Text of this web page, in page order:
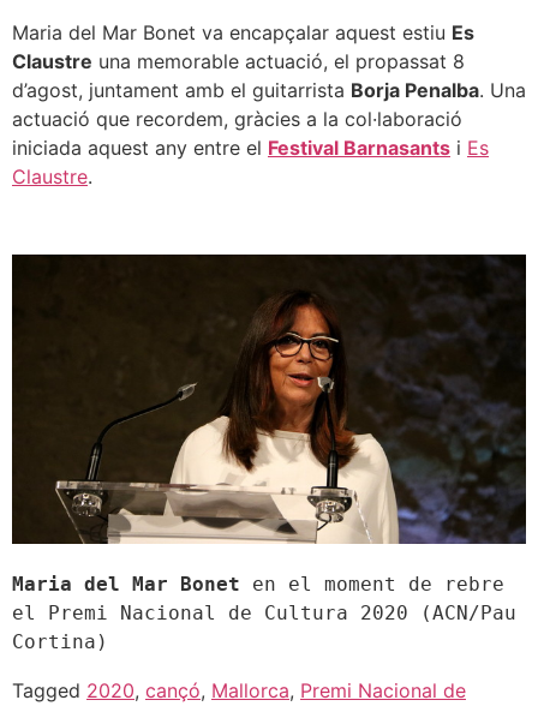
Maria del Mar Bonet va encapçalar aquest estiu Es
Claustre una memorable actuació, el propassat 8
d’agost, juntament amb el guitarrista Borja Penalba. Una
actuació que recordem, gràcies a la col·laboració
iniciada aquest any entre el Festival Barnasants i Es
Claustre.
Maria del Mar Bonet en el moment de rebre
el Premi Nacional de Cultura 2020 (ACN/Pau
Cortina)
Tagged 2020, cançó, Mallorca, Premi Nacional de